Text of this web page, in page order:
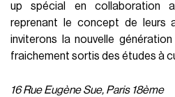
up spécial en collaboration
reprenant le concept de leurs
inviterons la nouvelle
fraichement sortis des études à
16 Rue Eugène Sue, Paris 18ème